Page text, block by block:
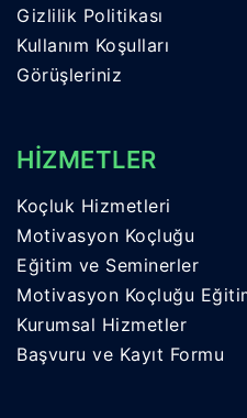
Gizlilik Politikası
Kullanım Koşulları
Görüşleriniz
HİZMETLER
Koçluk Hizmetleri
Motivasyon Koçluğu
Eğitim ve Seminerler
Motivasyon Koçluğu
Kurumsal Hizmetler
Başvuru ve Kayıt Formu